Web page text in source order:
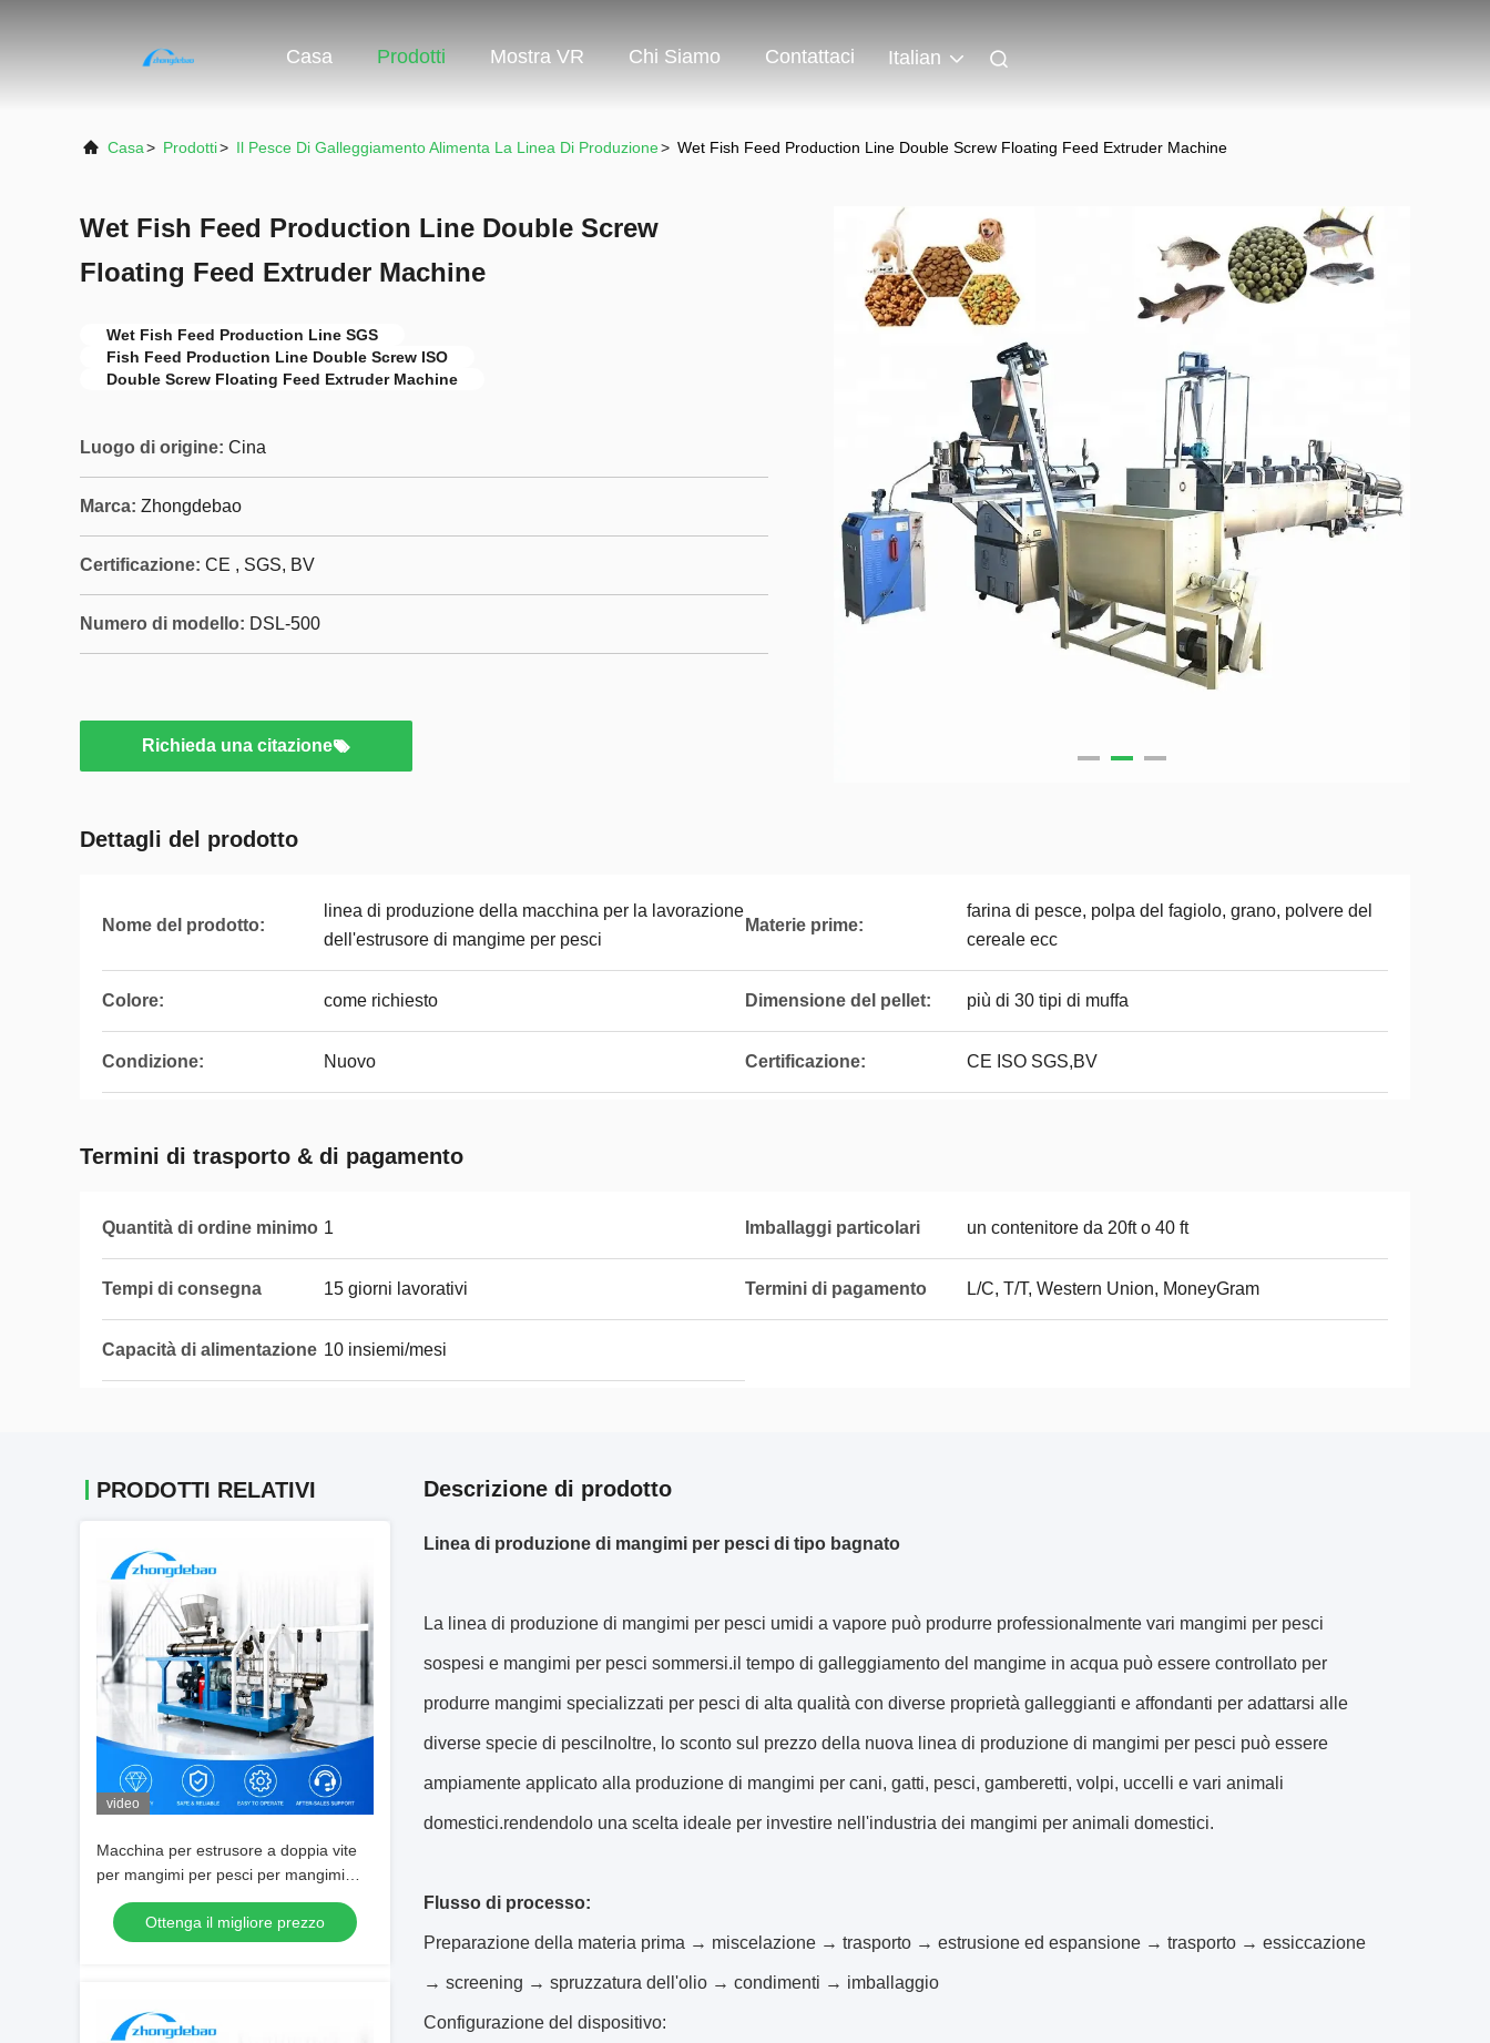
Casa Prodotti Mostra VR Chi Siamo Contattaci Italian
Casa> Prodotti> Il Pesce Di Galleggiamento Alimenta La Linea Di Produzione> Wet Fish Feed Production Line Double Screw Floating Feed Extruder Machine
Wet Fish Feed Production Line Double Screw
Floating Feed Extruder Machine
Wet Fish Feed Production Line SGS
Fish Feed Production Line Double Screw ISO
Double Screw Floating Feed Extruder Machine
Luogo di origine: Cina
Marca: Zhongdebao
Certificazione: CE , SGS, BV
Numero di modello: DSL-500
Richieda una citazione
Dettagli del prodotto
Nome del prodotto:
linea di produzione della macchina per la lavorazione
dell'estrusore di mangime per pesci
Materie prime:
farina di pesce, polpa del fagiolo, grano, polvere del
cereale ecc
Colore: come richiesto Dimensione del pellet: più di 30 tipi di muffa
Condizione: Nuovo Certificazione: CE ISO SGS,BV
Termini di trasporto & di pagamento
Quantità di ordine minimo 1 Imballaggi particolari un contenitore da 20ft o 40 ft
Tempi di consegna 15 giorni lavorativi Termini di pagamento L/C, T/T, Western Union, MoneyGram
Capacità di alimentazione 10 insiemi/mesi
PRODOTTI RELATIVI
video
Macchina per estrusore a doppia vite
per mangimi per pesci per mangimi
galleggianti e affondanti
Ottenga il migliore prezzo
Descrizione di prodotto
Linea di produzione di mangimi per pesci di tipo bagnato
La linea di produzione di mangimi per pesci umidi a vapore può produrre professionalmente vari mangimi per pesci
sospesi e mangimi per pesci sommersi.il tempo di galleggiamento del mangime in acqua può essere controllato per
produrre mangimi specializzati per pesci di alta qualità con diverse proprietà galleggianti e affondanti per adattarsi alle
diverse specie di pesciInoltre, lo sconto sul prezzo della nuova linea di produzione di mangimi per pesci può essere
ampiamente applicato alla produzione di mangimi per cani, gatti, pesci, gamberetti, volpi, uccelli e vari animali
domestici.rendendolo una scelta ideale per investire nell'industria dei mangimi per animali domestici.
Flusso di processo:
Preparazione della materia prima → miscelazione → trasporto → estrusione ed espansione → trasporto → essiccazione
→ screening → spruzzatura dell'olio → condimenti → imballaggio
Configurazione del dispositivo: